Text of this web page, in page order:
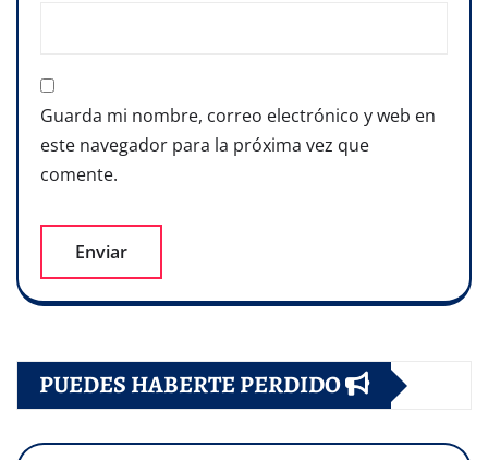
Guarda mi nombre, correo electrónico y web en
este navegador para la próxima vez que
comente.
PUEDES HABERTE PERDIDO